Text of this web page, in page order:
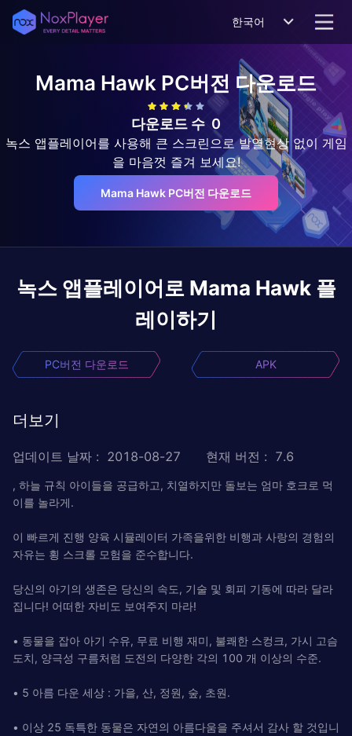
한국어
Mama Hawk PC버전 다운로드
다운로드 수 0
녹스 앱플레이어를 사용해 큰 스크린으로 발열현상 없이 게임
을 마음껏 즐겨 보세요!
Mama Hawk PC버전 다운로드
녹스 앱플레이어로 Mama Hawk 플
레이하기
PC버전 다운로드 APK
더보기
업데이트 날짜 : 2018-08-27 현재 버전 : 7.6
, 하늘 규칙 아이들을 공급하고, 치열하지만 돌보는 엄마 호크로 먹
이를 놀라게.
이 빠르게 진행 양육 시뮬레이터 가족을위한 비행과 사랑의 경험의
자유는 횡 스크롤 모험을 준수합니다.
당신의 아기의 생존은 당신의 속도, 기술 및 회피 기동에 따라 달라
집니다! 어떠한 자비도 보여주지 마라!
• 동물을 잡아 아기 수유, 무료 비행 재미, 불쾌한 스컹크, 가시 고슴
도치, 양극성 구름처럼 도전의 다양한 각의 100 개 이상의 수준.
• 5 아름 다운 세상 : 가을, 산, 정원, 숲, 초원.
• 이상 25 독특한 동물은 자연의 아름다움을 주셔서 감사 할 것입니